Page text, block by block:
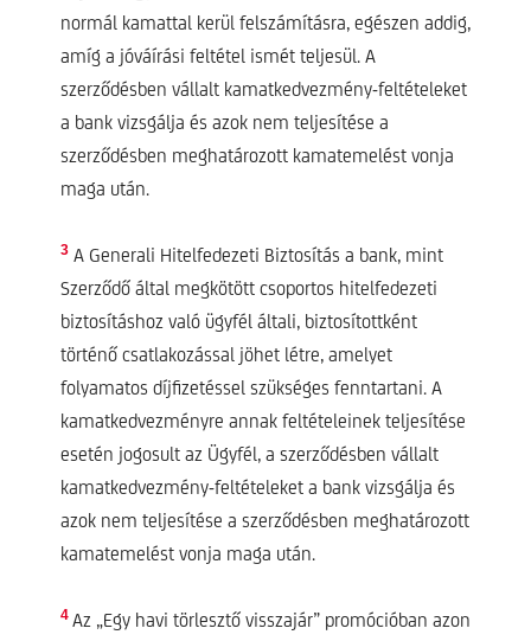
normál kamattal kerül felszámításra, egészen addig,
amíg a jóváírási feltétel ismét teljesül. A
szerződésben vállalt kamatkedvezmény-feltételeket
a bank vizsgálja és azok nem teljesítése a
szerződésben meghatározott kamatemelést vonja
maga után.
3 A Generali Hitelfedezeti Biztosítás a bank, mint
Szerződő által megkötött csoportos hitelfedezeti
biztosításhoz való ügyfél általi, biztosítottként
történő csatlakozással jöhet létre, amelyet
folyamatos díjfizetéssel szükséges fenntartani. A
kamatkedvezményre annak feltételeinek teljesítése
esetén jogosult az Ügyfél, a szerződésben vállalt
kamatkedvezmény-feltételeket a bank vizsgálja és
azok nem teljesítése a szerződésben meghatározott
kamatemelést vonja maga után.
4 Az „Egy havi törlesztő visszajár” promócióban azon